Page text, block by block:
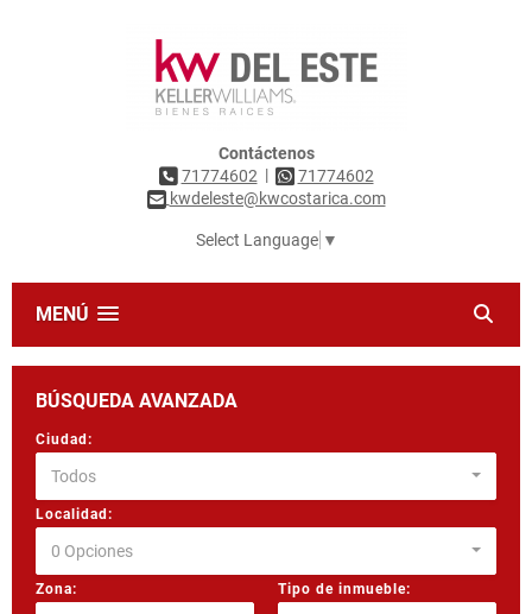
Contáctenos
71774602 |
71774602
kwdeleste@kwcostarica.com
Select Language ▼
MENÚ
BÚSQUEDA AVANZADA
Ciudad:
Todos
Localidad:
0 Opciones
Zona: Tipo de inmueble: